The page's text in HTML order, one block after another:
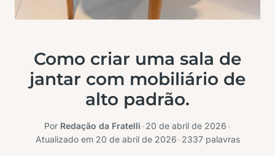
Como criar uma sala de
jantar com mobiliário de
alto padrão.
Por Redação da Fratelli 20 de abril de 2026
Atualizado em 20 de abril de 2026 2337 palavras